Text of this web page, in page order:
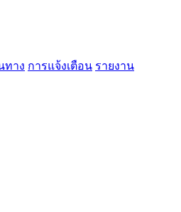
ทาง การแจ้งเตือน รายงาน